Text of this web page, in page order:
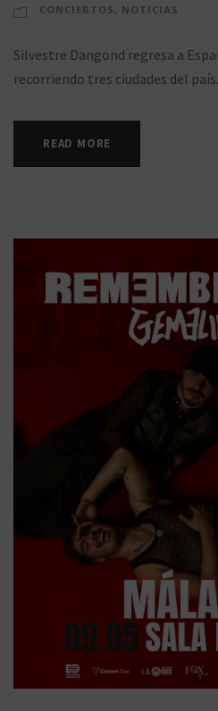
CONCIERTOS , NOTICIAS
Silvestre Dangond regresa a
recorriendo tres ciudades del país.
READ MORE